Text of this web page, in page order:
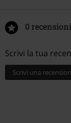
0 recensioni
Scrivi la tua
Scrivi una